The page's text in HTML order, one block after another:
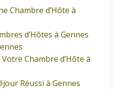
Chambre d’Hôte à
d’Hôtes à Gennes
Chambre d’Hôte à
Réussi à Gennes